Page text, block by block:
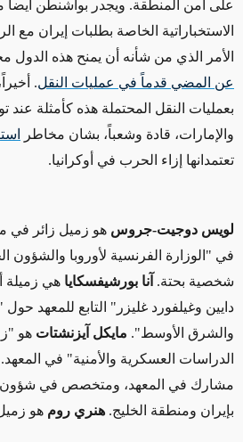
على أمن المنطقة. ويجدر بواشنطن أيضاً
الاستخباراتية الخاصة بطلبات إيران مع
الأمر الذي من شأنه أن يمنح هذه الدول
عن المضي قدماً في عمليات النقل.
بعمليات النقل المحتملة هذه كأمثلة عند
والإمارات، قادة وشعباً، بشان مخاطر
تعتمدانها إزاء الحرب في أوكرانيا.
لويس دوجيت-جروس هو زميل زائر في
في "الوزارة الفرنسية لأوروبا والشؤون
شخصية بحتة. آنا بورشيفسكايا هي زميلة
دايين وغيلفورد غليزر" التابع للمعهد
والشرق الأوسط". مايكل آيزنشتات هو
الدراسات العسكرية والأمنية" في المعهد.
مشارك في المعهد، ومتخصص في شؤون
بإيران ومنطقة الخليج. هنري روم هو